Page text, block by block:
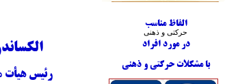
حرکتی و ذهنی
الفاظ مناسب
در مورد افراد
با مشکلات حرکتی و ذهنی
رئیس هیأت